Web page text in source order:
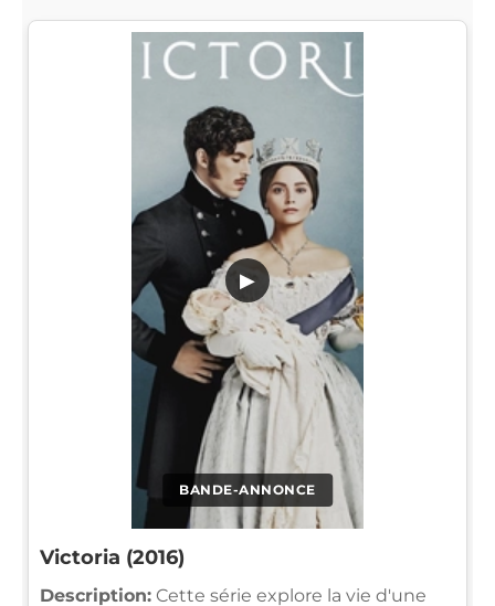
BANDE-ANNONCE
▶
Victoria (2016)
Description: Cette série explore la vie d'une